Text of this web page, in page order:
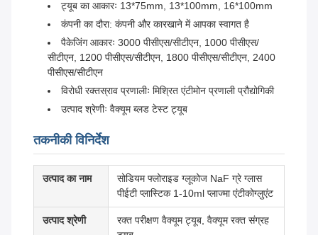
ट्यूब का आकारः 13*75mm, 13*100mm, 16*100mm
कंपनी का दौरा: कंपनी और कारखाने में आपका स्वागत है
पैकेजिंग आकारः 3000 पीसीएस/सीटीएन, 1000 पीसीएस/
सीटीएन, 1200 पीसीएस/सीटीएन, 1800 पीसीएस/सीटीएन, 2400
पीसीएस/सीटीएन
विरोधी रक्तस्राव प्रणालीः मिश्रित एंटीमोन प्रणाली प्रौद्योगिकी
उत्पाद श्रेणीः वैक्यूम ब्लड टेस्ट ट्यूब
तकनीकी विनिर्देश
उत्पाद का नाम
सोडियम फ्लोराइड ग्लूकोज NaF ग्रे ग्लास
पीईटी प्लास्टिक 1-10ml प्लाज्मा एंटीकोग्लुएंट
उत्पाद श्रेणी
रक्त परीक्षण वैक्यूम ट्यूब, वैक्यूम रक्त संग्रह